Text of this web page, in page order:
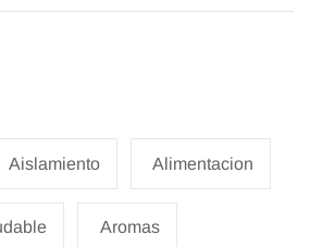
Aislamiento Alimentacion
Aromas